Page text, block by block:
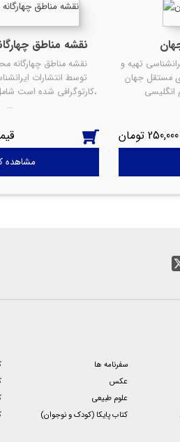
نقشه مناطق
نقشه مناطق چهارگانه
توسط انتشارات
کارتوگرافی شده است
…
مشاهده
تهیه و
مستقل جهان
250,000
سفرنامه‌ ها
عکس
علوم طبیعی
کتاب‌ پایکا (کودک و نوجوان)